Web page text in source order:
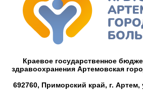
Краевое государственное
здравоохранения Артемовская
692760, Приморский край, г. Артем,